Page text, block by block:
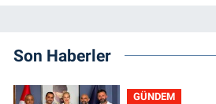
Son Haberler
GÜNDEM